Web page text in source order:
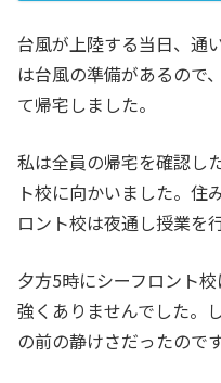
台風が上陸する当日、通
は台風の準備があるので
て帰宅しました。
私は全員の帰宅を確認し
ト校に向かいました。住
ロント校は夜通し授業を
夕方5時にシーフロント
強くありませんでした。
の前の静けさだったのです